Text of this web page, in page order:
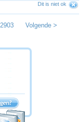
Dit is niet ok
2903 Volgende >